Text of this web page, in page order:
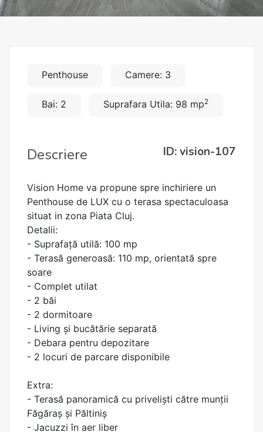
Penthouse Camere: 3
Bai: 2 Suprafara Utila: 98 mp2
Descriere ID: vision-107
Vision Home va propune spre inchiriere un
Penthouse de LUX cu o terasa spectaculoasa
situat in zona Piata Cluj.
Detalii:
- Suprafață utilă: 100 mp
- Terasă generoasă: 110 mp, orientată spre
soare
- Complet utilat
- 2 băi
- 2 dormitoare
- Living și bucătărie separată
- Debara pentru depozitare
- 2 locuri de parcare disponibile
Extra:
- Terasă panoramică cu priveliști către munții
Făgăraș și Păltiniș
- Jacuzzi în aer liber